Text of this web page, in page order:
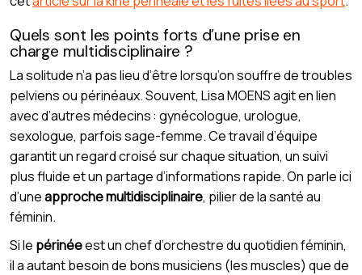
Quels sont les points forts d’une prise en
charge multidisciplinaire ?
La solitude n’a pas lieu d’être lorsqu’on souffre de troubles
pelviens ou périnéaux. Souvent, Lisa MOENS agit en lien
avec d’autres médecins : gynécologue, urologue,
sexologue, parfois sage-femme. Ce travail d’équipe
garantit un regard croisé sur chaque situation, un suivi
plus fluide et un partage d’informations rapide. On parle ici
d’uneapproche multidisciplinaire, pilier de la santé au
féminin.
Si le périnéeest un chef d’orchestre du quotidien féminin,
il a autant besoin de bons musiciens (les muscles) que de